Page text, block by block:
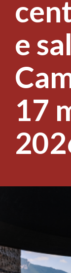
e
17